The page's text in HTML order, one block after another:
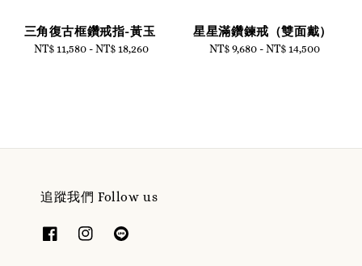
三角復古框鑽戒指-黃玉
Regular
NT$ 11,580 -NT$ 18,260
星星滿鑽鍊戒（雙面戴）
Regular
NT$ 9,680-NT$ 14,500
追蹤我們 Follow us